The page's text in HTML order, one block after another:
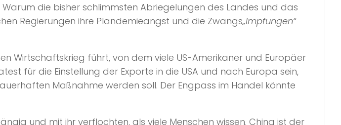
Warum die bisher schlimmsten Abriegelungen des Landes und das
Regierungen ihre Plandemieangst und die Zwangs„impfungen“
Wirtschaftskrieg führt, von dem viele US-Amerikaner und Europäer
für die Einstellung der Exporte in die USA und nach Europa sein,
Maßnahme werden soll. Der Engpass im Handel könnte
und mit ihr verflochten, als viele Menschen wissen. China ist der